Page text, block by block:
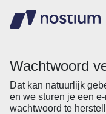
Wachtwoord
Dat kan natuurlijk
en we sturen je een
wachtwoord te